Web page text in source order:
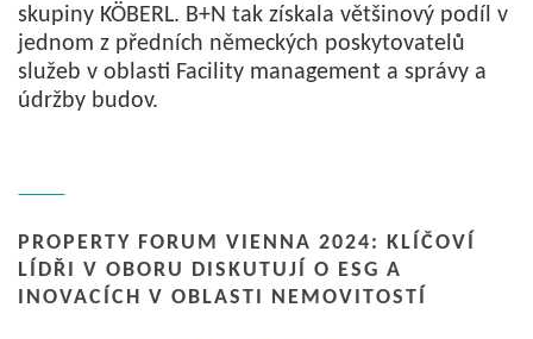
skupiny KÖBERL. B+N tak získala většinový podíl v
jednom z předních německých poskytovatelů
služeb v oblasti Facility management a správy a
údržby budov.
PROPERTY FORUM VIENNA 2024: KLÍČOVÍ
LÍDŘI V OBORU DISKUTUJÍ O ESG A
INOVACÍCH V OBLASTI NEMOVITOSTÍ